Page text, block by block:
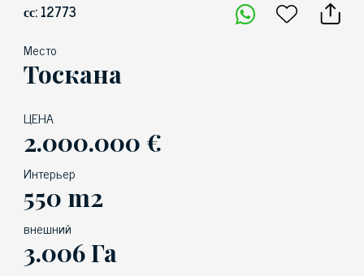
сс: 12773
Место
Тоскана
ЦЕНА
2.000.000 €
Интерьер
550 m2
внешний
3.006 Га